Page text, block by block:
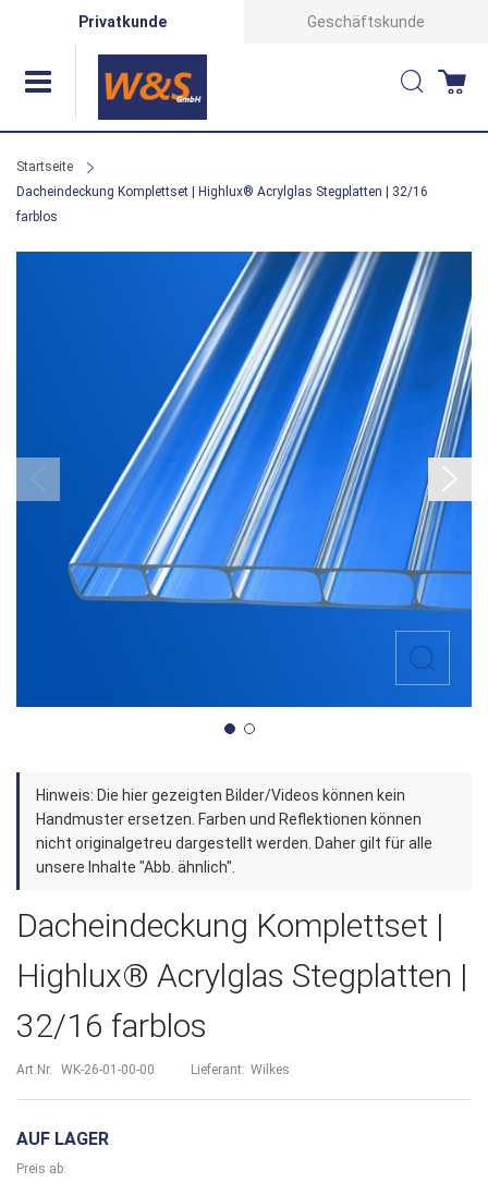
Privatkunde Geschäftskunde
Suche
Startseite
Dacheindeckung Komplettset | Highlux® Acrylglas Stegplatten | 32/16
farblos
Zum
Anfang
der
Bildergalerie
Hinweis: Die hier gezeigten Bilder/Videos können kein
Handmuster ersetzen. Farben und Reflektionen können
nicht originalgetreu dargestellt werden. Daher gilt für alle
unsere Inhalte "Abb. ähnlich".
Dacheindeckung Komplettset |
Highlux® Acrylglas Stegplatten |
32/16 farblos
Art.Nr. WK-26-01-00-00 Lieferant: Wilkes
AUF LAGER
Preis ab